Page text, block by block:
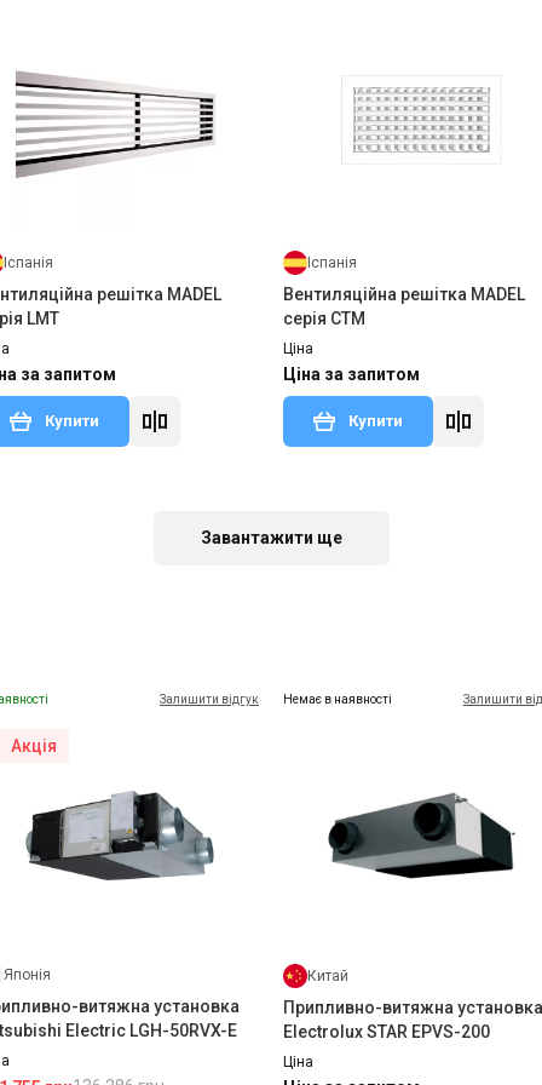
Іспанія
решітка MADEL
LMT
за запитом
Купити
Іспанія
Вентиляційна решітка MADEL
серія CTM
Ціна
Ціна за запитом
Купити
Іспанія
решітка MADEL
DXT-A
за запитом
Вентиляційна решітка MADEL
серія DXL
Ціна за запитом
Завантажити ще
Залишити відгук
Акція
Японія
витяжна установка
Electric LGH-50RVX-E
Немає в наявності Залишити
Китай
Припливно-витяжна установка
Electrolux STAR EPVS-200
Ціна